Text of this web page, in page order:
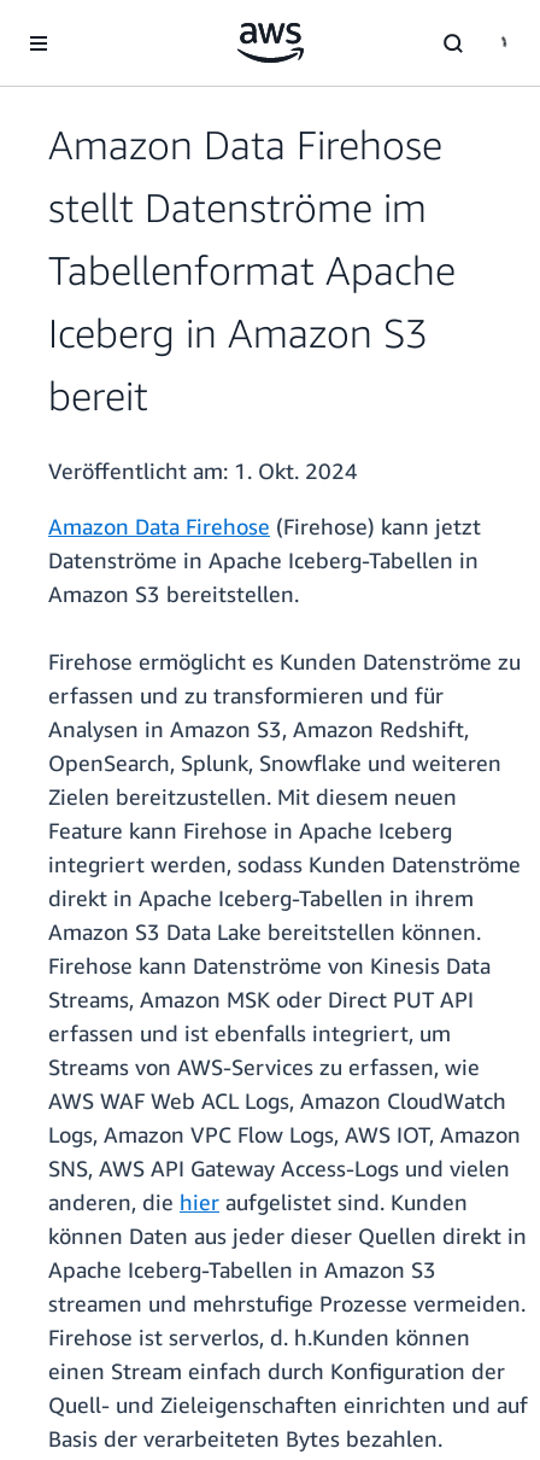
Überspringen zum Hauptinhalt
Amazon Data Firehose
stellt Datenströme im
Tabellenformat Apache
Iceberg in Amazon S3
bereit
Veröffentlicht am: 1. Okt. 2024
Amazon Data Firehose (Firehose) kann jetzt
Datenströme in Apache Iceberg-Tabellen in
Amazon S3 bereitstellen.
Firehose ermöglicht es Kunden Datenströme zu
erfassen und zu transformieren und für
Analysen in Amazon S3, Amazon Redshift,
OpenSearch, Splunk, Snowflake und weiteren
Zielen bereitzustellen. Mit diesem neuen
Feature kann Firehose in Apache Iceberg
integriert werden, sodass Kunden Datenströme
direkt in Apache Iceberg-Tabellen in ihrem
Amazon S3 Data Lake bereitstellen können.
Firehose kann Datenströme von Kinesis Data
Streams, Amazon MSK oder Direct PUT API
erfassen und ist ebenfalls integriert, um
Streams von AWS-Services zu erfassen, wie
AWS WAF Web ACL Logs, Amazon CloudWatch
Logs, Amazon VPC Flow Logs, AWS IOT, Amazon
SNS, AWS API Gateway Access-Logs und vielen
anderen, die hier aufgelistet sind. Kunden
können Daten aus jeder dieser Quellen direkt in
Apache Iceberg-Tabellen in Amazon S3
streamen und mehrstufige Prozesse vermeiden.
Firehose ist serverlos, d. h.Kunden können
einen Stream einfach durch Konfiguration der
Quell- und Zieleigenschaften einrichten und auf
Basis der verarbeiteten Bytes bezahlen.